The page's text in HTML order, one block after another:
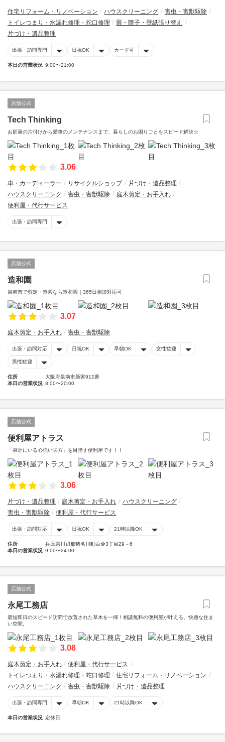
住宅リフォーム・リノベーション ハウスクリーニング
害虫・害獣駆除
トイレつまり・水漏れ修理・蛇口修理
畳・障子・壁紙張り替え
片づけ・遺品整理
出張・訪問専門 日祝OK カード可
本日の営業状況 9:00〜21:00
店舗公式
Tech Thinking
お部屋の片付けから愛車のメンテナンスまで、暮らしのお困りごとをスピード解決☆
3.06
車・カーディーラー リサイクルショップ
片づけ・遺品整理
ハウスクリーニング
害虫・害獣駆除
庭木剪定・お手入れ
便利屋・代行サービス
出張・訪問専門
店舗公式
造和園
泉南市で剪定・造園なら造和園｜365日相談対応可
3.07
庭木剪定・お手入れ 害虫・害獣駆除
出張・訪問対応 日祝OK 早朝OK 女性歓迎
男性歓迎
住所
大阪府泉南市新家912番
本日の営業状況 8:00〜20:00
店舗公式
便利屋アトラス
「身近にいる心強い味方」を目指す便利屋です！！
3.06
片づけ・遺品整理 庭木剪定・お手入れ
ハウスクリーニング
害虫・害獣駆除
便利屋・代行サービス
出張・訪問対応 日祝OK 21時以降OK
住所
兵庫県川辺郡猪名川町白金3丁目29－6
本日の営業状況 9:00〜24:00
店舗公式
永尾工務店
最短即日のスピード訪問で放置された草木を一掃！相談無料の便利屋が叶える、快適な住ま
い空間。
3.08
庭木剪定・お手入れ
便利屋・代行サービス
トイレつまり・水漏れ修理・蛇口修理
住宅リフォーム・リノベーション
ハウスクリーニング
害虫・害獣駆除 片づけ・遺品整理
出張・訪問専門 早朝OK 21時以降OK
本日の営業状況 定休日